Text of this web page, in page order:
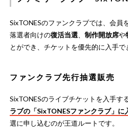
SixTONESのファンクラブでは、会員
落選者向けの復活当選 制作開放席や
とができ、チケットを優先的に入手で
ファンクラブ先行抽選販売
SixTONESのライブチケットを入手す
ラブの「SixTONESファンクラブ」に
選に申し込むのが王道ルートです。